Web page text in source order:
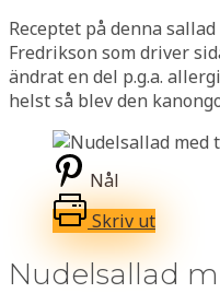
Receptet på denna
Fredrikson som driver
ändrat en del p.g.a.
helst så blev den
Nål
Skriv ut
Nudelsallad